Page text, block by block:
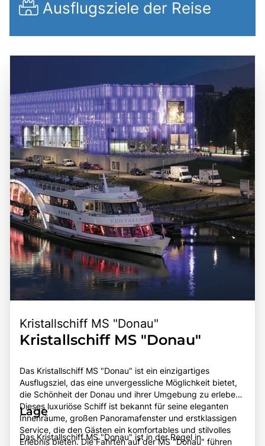
Ausflugsziele der Reise
Kristallschiff MS "Donau"
Kristallschiff MS "Donau"
Das Kristallschiff MS "Donau" ist ein einzigartiges
Ausflugsziel, das eine unvergessliche Möglichkeit bietet,
die Schönheit der Donau und ihrer Umgebung zu erleben.
Dieses luxuriöse Schiff ist bekannt für seine eleganten
Innenräume, großen Panoramafenster und erstklassigen
Service, die den Gästen ein komfortables und stilvolles
Erlebnis bieten. Die Fahrten auf der MS "Donau" führen
Lage
Das Kristallschiff MS "Donau" ist in der Regel in